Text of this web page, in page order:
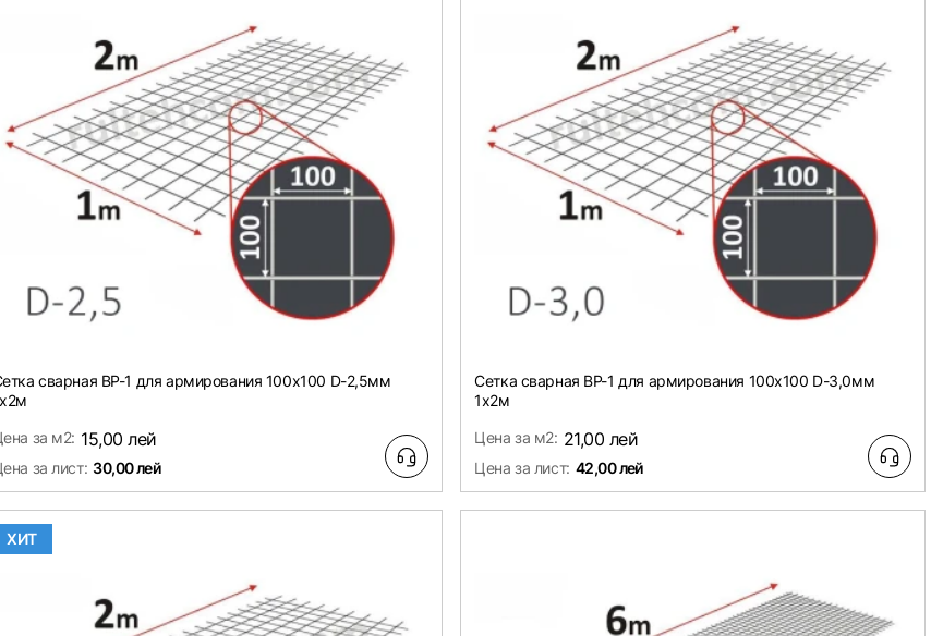
сварная ВР-1 для армирования 100х100 D-2,5мм
за м2: 15,00 лей
за лист: 30,00 лей
Сетка сварная ВР-1 для армирования 100х100 D-3,0мм
1х2м
Цена за м2: 21,00 лей
Цена за лист: 42,00 лей
ХИТ